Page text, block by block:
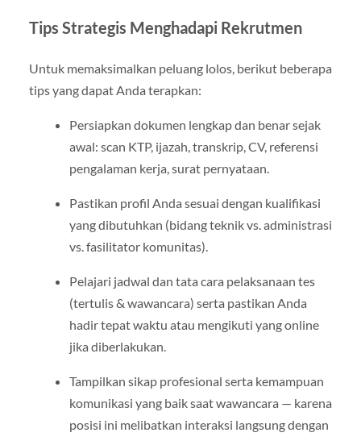
Tips Strategis Menghadapi Rekrutmen
Untuk memaksimalkan peluang lolos, berikut beberapa
tips yang dapat Anda terapkan:
Persiapkan dokumen lengkap dan benar sejak
awal: scan KTP, ijazah, transkrip, CV, referensi
pengalaman kerja, surat pernyataan.
Pastikan profil Anda sesuai dengan kualifikasi
yang dibutuhkan (bidang teknik vs. administrasi
vs. fasilitator komunitas).
Pelajari jadwal dan tata cara pelaksanaan tes
(tertulis & wawancara) serta pastikan Anda
hadir tepat waktu atau mengikuti yang online
jika diberlakukan.
Tampilkan sikap profesional serta kemampuan
komunikasi yang baik saat wawancara — karena
posisi ini melibatkan interaksi langsung dengan